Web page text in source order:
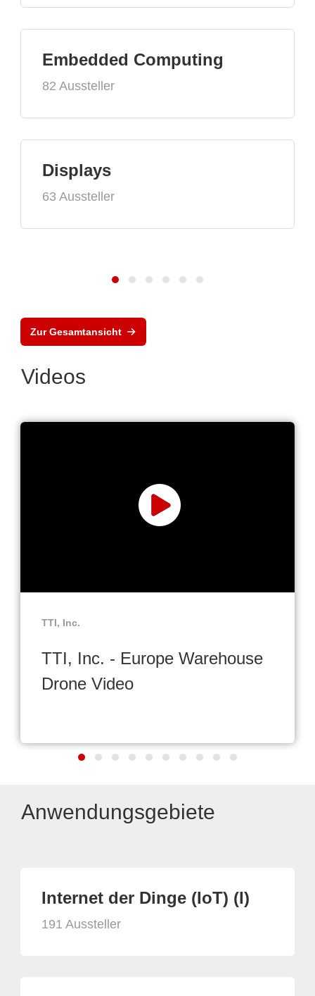
Embedded Computing
82 Aussteller
Displays
63 Aussteller
Zur Gesamtansicht
Videos
TTI, Inc.
TTI, Inc. - Europe Warehouse
Drone Video
Anwendungsgebiete
Internet der Dinge (IoT) (I)
191 Aussteller